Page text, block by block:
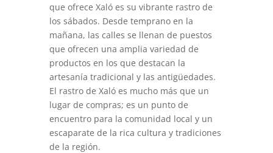
que ofrece Xaló es su vibrante rastro de
los sábados. Desde temprano en la
mañana, las calles se llenan de puestos
que ofrecen una amplia variedad de
productos en los que destacan la
artesanía tradicional y las antigüedades.
El rastro de Xaló es mucho más que un
lugar de compras; es un punto de
encuentro para la comunidad local y un
escaparate de la rica cultura y tradiciones
de la región.